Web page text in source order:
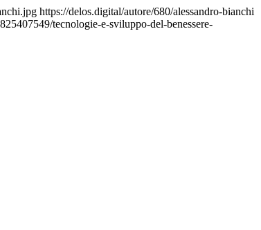
https://delos.digital/autore/680/alessandro-bianchi
tecnologie-e-sviluppo-del-benessere-